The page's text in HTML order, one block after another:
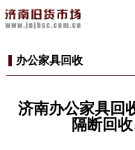
办公家具回收
济南办公家具回
隔断回